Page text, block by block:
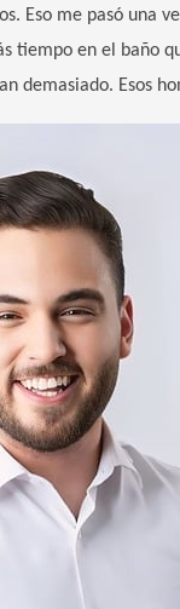
Eso me pasó una
tiempo en el baño
demasiado. Esos